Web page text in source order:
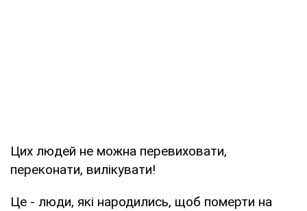
Цих людей не можна перевиховати,
переконати, вилікувати!
Це - люди, які народились, щоб померти на